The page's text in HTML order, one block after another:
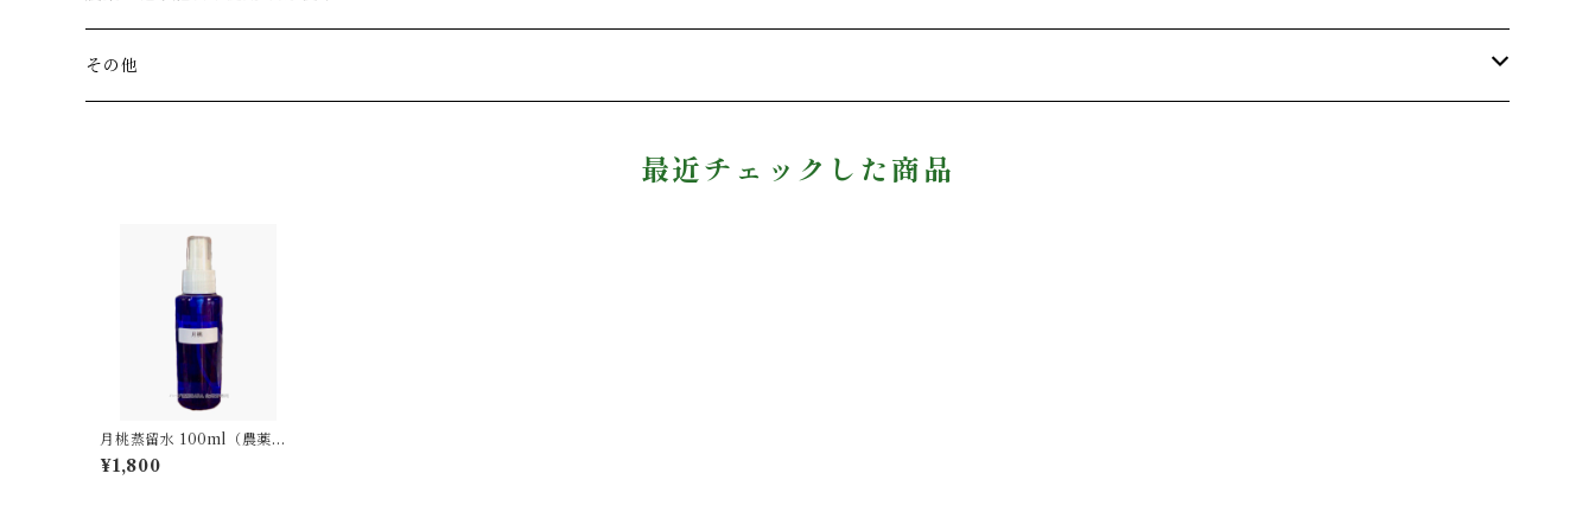
リフレッシュ
朝倉産ヒノヒカリ
その他
最近チェックした商品
月桃蒸留水 100ml（農薬・
化学肥料不使用）
¥1,800